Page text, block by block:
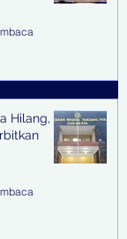
Hilang,